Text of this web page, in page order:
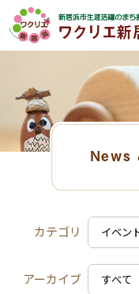
News
カテゴリ
アーカイブ